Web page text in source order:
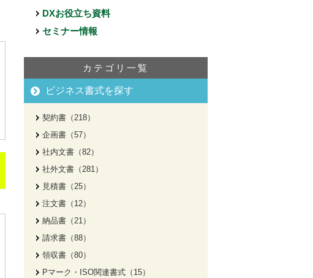
DXお役立ち資料
セミナー情報
カテゴリ一覧
ビジネス書式を探す
契約書（218）
企画書（57）
社内文書（82）
社外文書（281）
見積書（25）
注文書（12）
納品書（21）
請求書（88）
領収書（80）
Pマーク・ISO関連書式（15）